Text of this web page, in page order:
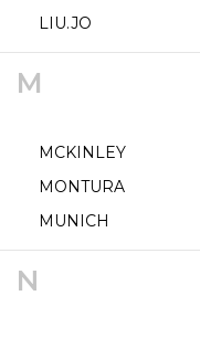
LIU.JO
M
MCKINLEY
MONTURA
MUNICH
N